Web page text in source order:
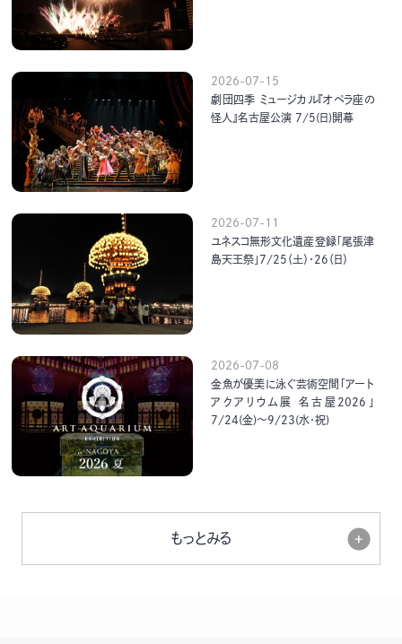
2026-07-15
劇団四季 ミュージカル『オペラ座の
怪人』名古屋公演 7/5(日)開幕
2026-07-11
ユネスコ無形文化遺産登録「尾張津
島天王祭」7/25（土）・26（日）
2026-07-08
金魚が優美に泳ぐ芸術空間「アート
アクアリウム展 名古屋2026」
7/24(金)～9/23(水･祝)
もっとみる